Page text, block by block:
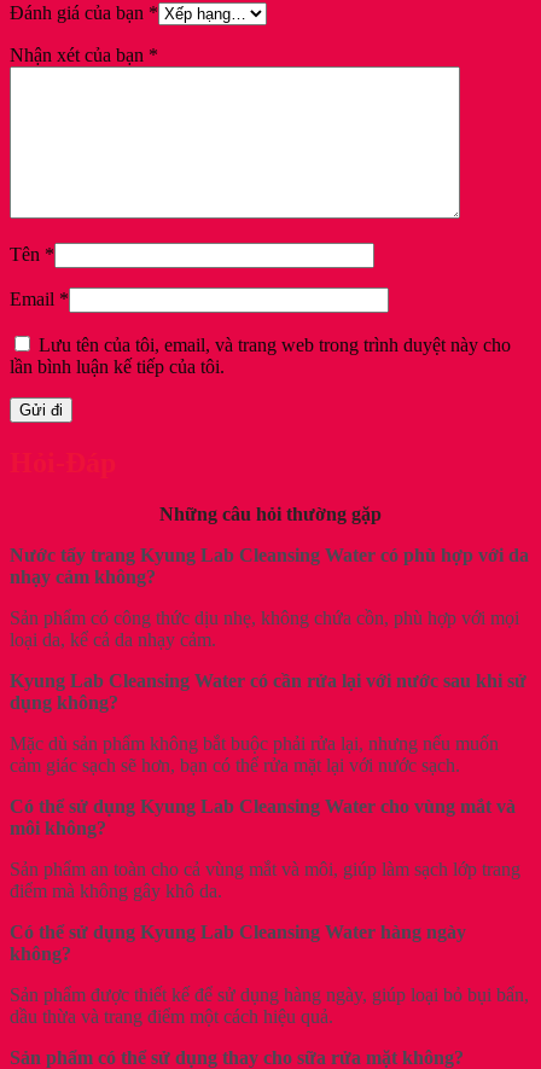
Đánh giá của bạn *
Nhận xét của bạn *
Tên *
Email *
Lưu tên của tôi, email, và trang web trong trình duyệt này cho
lần bình luận kế tiếp của tôi.
Những câu hỏi thường gặp
Nước tẩy trang Kyung Lab Cleansing Water có phù hợp với da
nhạy cảm không?
Sản phẩm có công thức dịu nhẹ, không chứa cồn, phù hợp với mọi
loại da, kể cả da nhạy cảm.
Kyung Lab Cleansing Water có cần rửa lại với nước sau khi sử
dụng không?
Mặc dù sản phẩm không bắt buộc phải rửa lại, nhưng nếu muốn
cảm giác sạch sẽ hơn, bạn có thể rửa mặt lại với nước sạch.
Có thể sử dụng Kyung Lab Cleansing Water cho vùng mắt và
môi không?
Sản phẩm an toàn cho cả vùng mắt và môi, giúp làm sạch lớp trang
điểm mà không gây khô da.
Có thể sử dụng Kyung Lab Cleansing Water hàng ngày
không?
Sản phẩm được thiết kế để sử dụng hàng ngày, giúp loại bỏ bụi bẩn,
dầu thừa và trang điểm một cách hiệu quả.
Sản phẩm có thể sử dụng thay cho sữa rửa mặt không?